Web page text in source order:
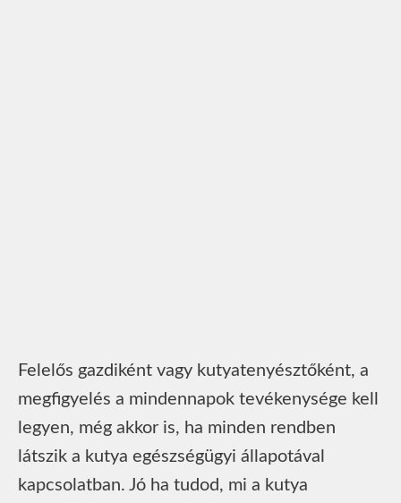
Felelős gazdiként vagy kutyatenyésztőként, a
megfigyelés a mindennapok tevékenysége kell
legyen, még akkor is, ha minden rendben
látszik a kutya egészségügyi állapotával
kapcsolatban. Jó ha tudod, mi a kutya